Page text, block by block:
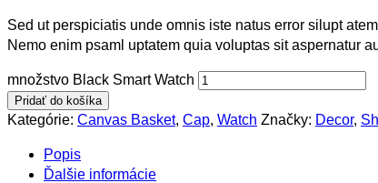
Sed ut perspiciatis unde omnis iste natus error silupt
Nemo enim psaml uptatem quia voluptas sit aspernatur
množstvo Black Smart Watch
Pridať do košíka
Kategórie: Canvas Basket, Cap, Watch Značky: Decor,
Popis
Ďalšie informácie